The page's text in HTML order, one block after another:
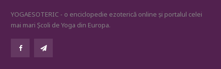
YOGAESOTERIC - o enciclopedie ezoterică online și portalul celei
mai mari Școli de Yoga din Europa.